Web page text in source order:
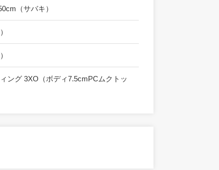
（サバキ）
ング 3XO（ボディ7.5cmPCムクトッ